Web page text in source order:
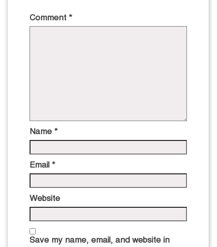
Comment *
Name *
Email *
Website
Save my name, email, and website in